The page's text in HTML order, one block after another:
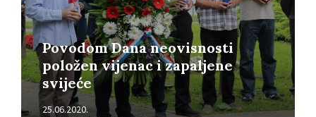
Povodom Dana neovisnosti
položen vijenac i zapaljene
svijeće
25.06.2020.